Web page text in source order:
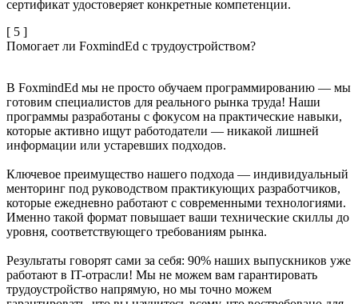
сертификат удостоверяет конкретные компетенции.
[ 5 ]
Помогает ли FoxmindEd с трудоустройством?
В FoxmindEd мы не просто обучаем программированию — мы
готовим специалистов для реального рынка труда! Наши
программы разработаны с фокусом на практические навыки,
которые активно ищут работодатели — никакой лишней
информации или устаревших подходов.
Ключевое преимущество нашего подхода — индивидуальный
менторинг под руководством практикующих разработчиков,
которые ежедневно работают с современными технологиями.
Именно такой формат повышает ваши технические скиллы до
уровня, соответствующего требованиям рынка.
Результаты говорят сами за себя: 90% наших выпускников уже
работают в IT-отрасли! Мы не можем вам гарантировать
трудоустройство напрямую, но мы точно можем